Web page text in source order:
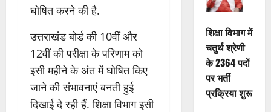
घोषित करने की है.
उत्तराखंड बोर्ड की 10वीं और
12वीं की परीक्षा के परिणाम को
इसी महीने के अंत में घोषित किए
जाने की संभावनाएं बनती हुई
दिखाई दे रही हैं. शिक्षा विभाग इसी
शिक्षा विभाग में
चतुर्थ श्रेणी
के 2364 पदों
पर भर्ती
प्रक्रिया शुरू